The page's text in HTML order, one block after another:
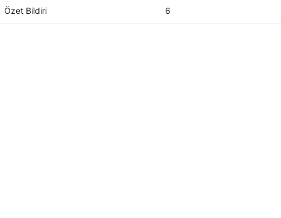
Özet Bildiri 6